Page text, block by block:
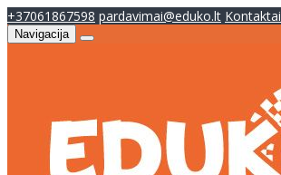
+37061867598 pardavimai@eduko.lt Kontaktai
Navigacija